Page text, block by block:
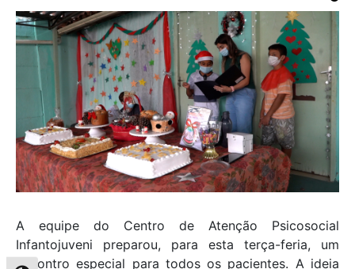
A equipe do Centro de Atenção Psicosocial
Infantojuveni preparou, para esta terça-feria, um
encontro especial para todos os pacientes. A ideia